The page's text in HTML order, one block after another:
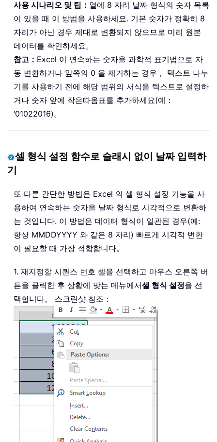
사용 시나리오 및 팁： 열에 8 자리 날짜 형식의 숫자 목록
이 있을 때 이 방법을 사용하세요. 기본 숫자가 정확히 8
자리가 아닌 경우 제대로 변환되지 않으므로 미리 원본
데이터를 확인하세요。
참고： Excel 이 연속하는 숫자을 과학적 표기법으로 자
동 변환하거나 앞쪽의 0 을 제거하는 경우， 텍스트 나누
기를 사용하기 전에 해당 범위의 서식을 텍스트로 설정하
거나 숫자 앞에 작은따옴표를 추가하세요(예：
‘01022016)。
셀 형식 설정 함수로 슬래시 없이 날짜 입력하
기
또 다른 간단한 방법은 Excel 의 셀 형식 설정 기능을 사
용하여 연속하는 숫자을 날짜 형식로 시각적으로 변환하
는 것입니다. 이 방법은 데이터 형식이 일관된 경우(예:
항상 MMDDYYYY 와 같은 8 자리) 빠르게 시각적 변환
이 필요할 때 가장 적합합니다。
1. 재지정할 시퀀스 번호 셀을 선택하고 마우스 오른쪽 버
튼을 클릭한 후 상황에 맞는 메뉴에서셀 형식 설정을 선
택합니다。 스크린샷 참조：